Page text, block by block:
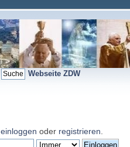
Webseite ZDW
einloggen oder registrieren